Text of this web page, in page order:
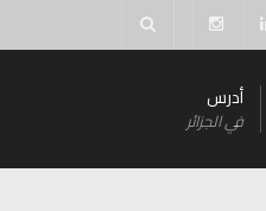
أدرس
في الجزائر